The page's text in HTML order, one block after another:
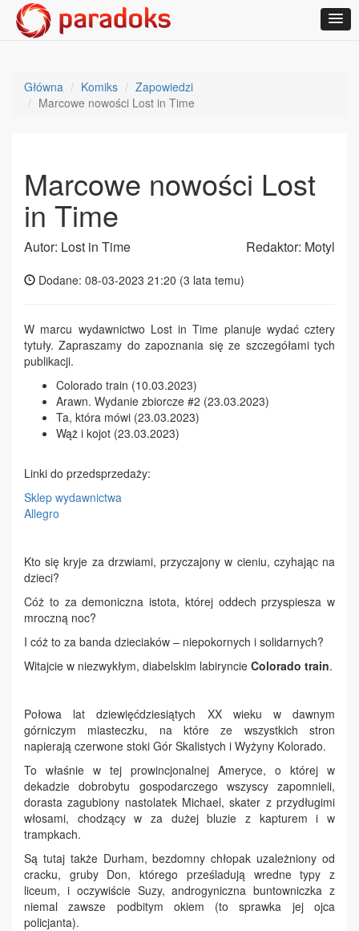
Główna Komiks
Zapowiedzi
Marcowe nowości Lost in Time
Marcowe nowości Lost
in Time
Autor: Lost in Time Redaktor: Motyl
Dodane: 08-03-2023 21:20 (3 lata temu)
W marcu wydawnictwo Lost in Time planuje wydać cztery
tytuły. Zapraszamy do zapoznania się ze szczegółami tych
publikacji.
Colorado train (10.03.2023)
Arawn. Wydanie zbiorcze #2 (23.03.2023)
Ta, która mówi (23.03.2023)
Wąż i kojot (23.03.2023)
Linki do przedsprzedaży:
Sklep wydawnictwa
Allegro
Kto się kryje za drzwiami, przyczajony w cieniu, czyhając na
dzieci?
Cóż to za demoniczna istota, której oddech przyspiesza w
mroczną noc?
I cóż to za banda dzieciaków – niepokornych i solidarnych?
Witajcie w niezwykłym, diabelskim labiryncie Colorado train.
Połowa lat dziewięćdziesiątych XX wieku w dawnym
górniczym miasteczku, na które ze wszystkich stron
napierają czerwone stoki Gór Skalistych i Wyżyny Kolorado.
To właśnie w tej prowincjonalnej Ameryce, o której w
dekadzie dobrobytu gospodarczego wszyscy zapomnieli,
dorasta zagubiony nastolatek Michael, skater z przydługimi
włosami, chodzący w za dużej bluzie z kapturem i w
trampkach.
Są tutaj także Durham, bezdomny chłopak uzależniony od
cracku, gruby Don, którego prześladują wredne typy z
liceum, i oczywiście Suzy, androgyniczna buntowniczka z
niemal zawsze podbitym okiem (to sprawka jej ojca
policjanta).